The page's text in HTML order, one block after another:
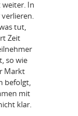
In
tut,
Zeit
so wie
Markt
befolgt,
mit
klar.